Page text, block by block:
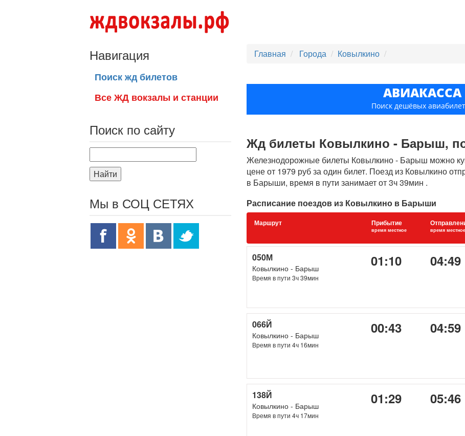
Главная Города Ковылкино
АВИАКАССА
Поиск дешёвых
Жд билеты Ковылкино - Барыш, по
Железнодорожные билеты Ковылкино - Барыш можно
цене от 1979 руб за один билет. Поезд из Ковылкино
в Барыши, время в пути занимает от 3ч 39мин .
Расписание поездов из Ковылкино в Барыши
Маршрут Прибытие
время местное время местное
050М
Ковылкино - Барыш
Время в пути 3ч 39мин
01:10 04:49
066Й
Ковылкино - Барыш
Время в пути 4ч 16мин
00:43 04:59
138Й
Ковылкино - Барыш
Время в пути 4ч 17мин
01:29 05:46
Навигация
Поиск жд билетов
Все ЖД вокзалы и станции
Поиск по сайту
Найти
Мы в СОЦ СЕТЯХ